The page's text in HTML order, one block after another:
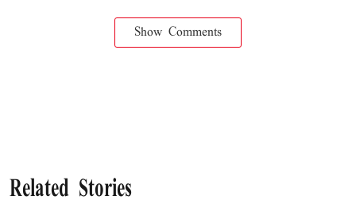
Show Comments
Related Stories